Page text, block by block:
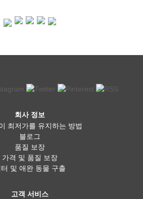
회사 정보
최저가를 유지하는 방법
블로그
품질 보장
가격 및 품질 보장
터 및 애완 동물 구출
고객 서비스